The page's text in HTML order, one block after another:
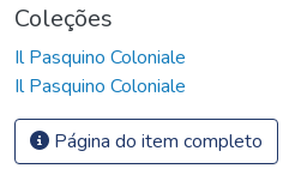
Coleções
Il Pasquino Coloniale
Il Pasquino Coloniale
Página do item completo